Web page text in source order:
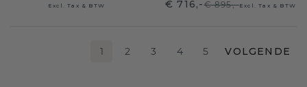
Excl. Tax & BTW € 716,-€ 895,-Excl. Tax & BTW
1 2 3 4 5 VOLGENDE